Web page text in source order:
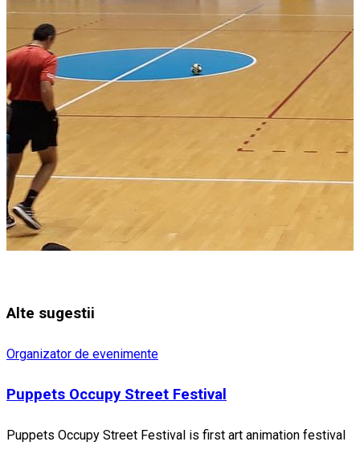
Alte sugestii
Organizator de evenimente
Puppets Occupy Street Festival
Puppets Occupy Street Festival is first art animation festival